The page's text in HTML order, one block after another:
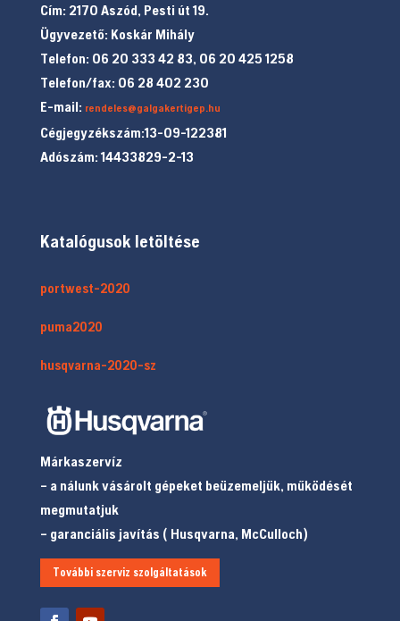
Cím: 2170 Aszód, Pesti út 19.
Ügyvezető: Koskár Mihály
Telefon: 06 20 333 42 83, 06 20 425 1258
Telefon/fax: 06 28 402 230
E-mail: rendeles@galgakertigep.hu
Cégjegyzékszám:13-09-122381
Adószám: 14433829-2-13
Katalógusok letöltése
portwest-2020
puma2020
husqvarna-2020-sz
Márkaszervíz
– a nálunk vásárolt gépeket beüzemeljük, működését
megmutatjuk
– garanciális javítás ( Husqvarna, McCulloch)
További szerviz szolgáltatások